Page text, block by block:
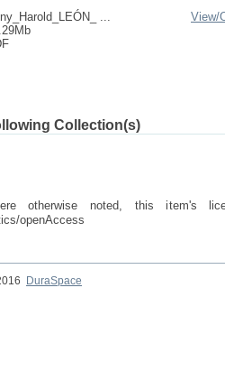
...
View/
Collection(s)
otherwise noted, this item's
openAccess
DuraSpace